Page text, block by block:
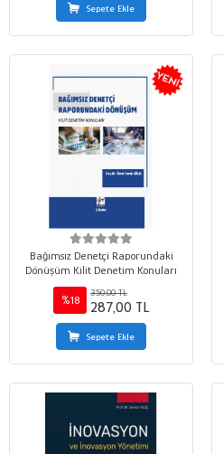
Sepete Ekle
Bağımsız Denetçi Raporundaki
Dönüşüm Kilit Denetim Konuları
%18
350,00 TL
287,00 TL
Sepete Ekle